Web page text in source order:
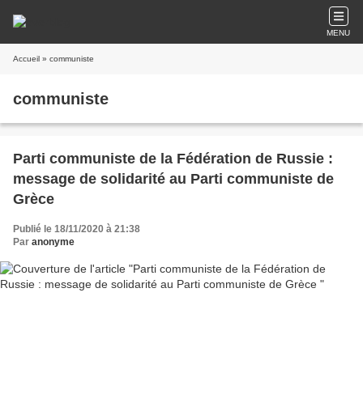
MENU
Accueil » communiste
communiste
Parti communiste de la Fédération de Russie :
message de solidarité au Parti communiste de
Grèce
Publié le 18/11/2020 à 21:38
Par anonyme